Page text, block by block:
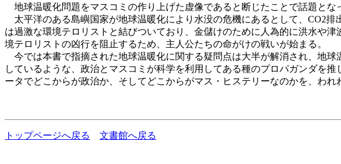
地球温暖化問題をマスコミの作り上げた虚像であると断じたことで話題と
太平洋のある島嶼国家が地球温暖化により水没の危機にあるとして、CO2
は過激な環境テロリストと結びついており、金儲けのために人為的に洪水や
境テロリストの凶行を阻止するため、主人公たちの命がけの戦いが始まる。
今では本書で指摘された地球温暖化に関する疑問点は大半が解消され、地
しているような、政治とマスコミが科学を利用してある種のプロパガンダを
ータでどこからが政治か、そしてどこからがマス・ヒステリーなのかを、われ
トップページへ戻る 文書館へ戻る